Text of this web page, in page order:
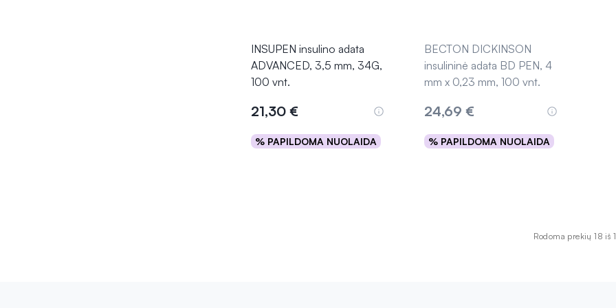
INSUPEN insulino adata
ADVANCED, 3,5 mm, 34G,
100 vnt.
21,30 €
% PAPILDOMA NUOLAIDA
Į krepšelį
BECTON DICKINSON
insulininė adata BD PEN, 4
mm x 0,23 mm, 100 vnt.
24,69 €
% PAPILDOMA NUOLAIDA
Išparduota
Rodoma prekių 18 iš